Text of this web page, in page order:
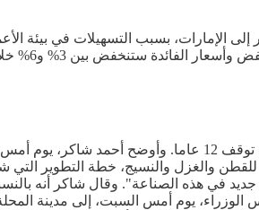
التنفيذي للبنك الأهلي المصري، أن 2360 شركة خرجت في النصف الأول من العام الجاري 2024 من
ستنخفض بين 3% و6% خلال عام 2025.
أعلن أحمد شاكر، العضو المنتدب للشركة القابضة للقطن والغزل والنسيج، عن إعادة تشغيل مصانع شركة
في هذه الصناعة". وقال شاكر أنه
الدكتور مصطفى مدبولي، رئيس مجلس الوزراء، يوم أمس السبت،